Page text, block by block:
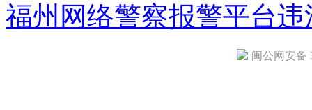
福州网络警察报警平台违
闽公网安备